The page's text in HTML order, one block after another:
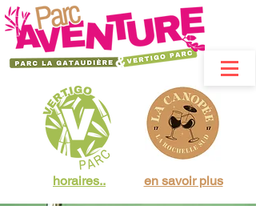
horaires.. en savoir plus